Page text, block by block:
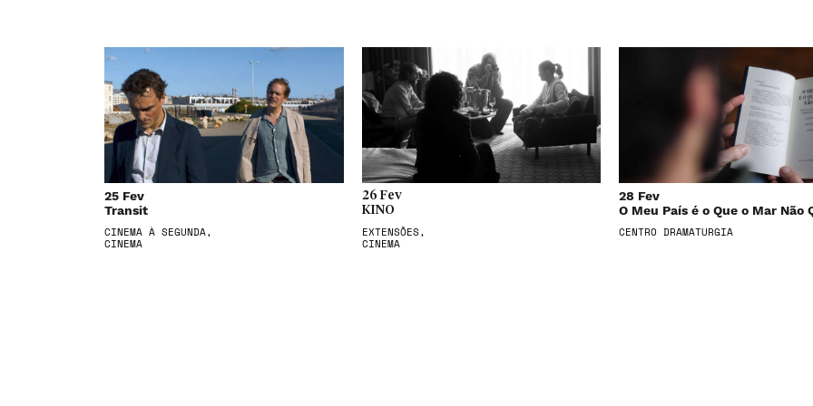
25 Fev
Transit
CINEMA À SEGUNDA,
CINEMA
26 Fev
KINO
EXTENSÕES,
CINEMA
28 Fev
O Meu País é o Que o Mar Não
CENTRO DRAMATURGIA